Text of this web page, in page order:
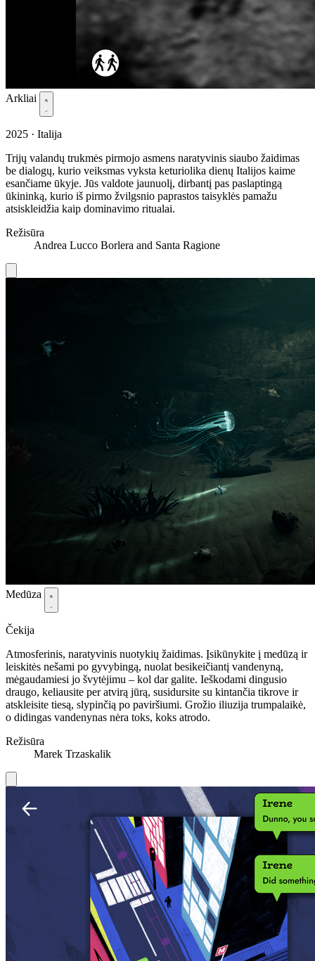
Arkliai
2025 · Italija
Trijų valandų trukmės pirmojo asmens naratyvinis siaubo žaidimas
be dialogų, kurio veiksmas vyksta keturiolika dienų Italijos kaime
esančiame ūkyje. Jūs valdote jaunuolį, dirbantį pas paslaptingą
ūkininką, kurio iš pirmo žvilgsnio paprastos taisyklės pamažu
atsiskleidžia kaip dominavimo ritualai.
Režisūra
Andrea Lucco Borlera and Santa Ragione
Medūza
Čekija
Atmosferinis, naratyvinis nuotykių žaidimas. Įsikūnykite į medūzą ir
leiskitės nešami po gyvybingą, nuolat besikeičiantį vandenyną,
mėgaudamiesi jo švytėjimu – kol dar galite. Ieškodami dingusio
draugo, keliausite per atvirą jūrą, susidursite su kintančia tikrove ir
atskleisite tiesą, slypinčią po paviršiumi. Grožio iliuzija trumpalaikė,
o didingas vandenynas nėra toks, koks atrodo.
Režisūra
Marek Trzaskalik